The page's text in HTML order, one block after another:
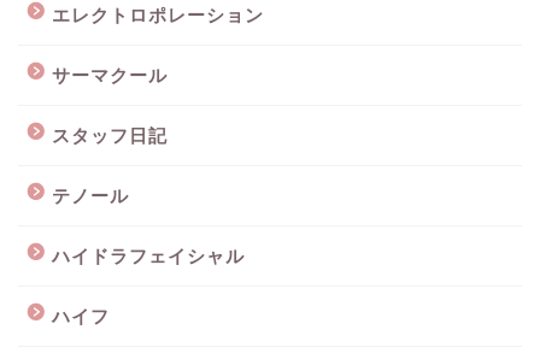
エレクトロポレーション
サーマクール
スタッフ日記
テノール
ハイドラフェイシャル
ハイフ